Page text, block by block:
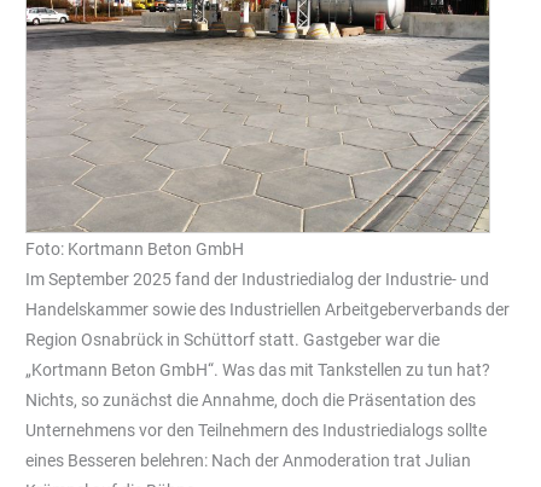
Foto: Kortmann Beton GmbH
Im September 2025 fand der Industriedialog der Industrie- und
Handelskammer sowie des Industriellen Arbeitgeberverbands der
Region Osnabrück in Schüttorf statt. Gastgeber war die
„Kortmann Beton GmbH“. Was das mit Tankstellen zu tun hat?
Nichts, so zunächst die Annahme, doch die Präsentation des
Unternehmens vor den Teilnehmern des Industriedialogs sollte
eines Besseren belehren: Nach der Anmoderation trat Julian